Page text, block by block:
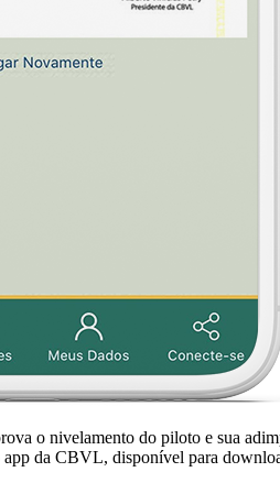
o nivelamento do piloto e sua
app da CBVL, disponível para